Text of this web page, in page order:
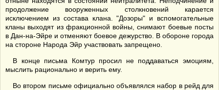
продолжение вооруженных столкновений карается
исключением из состава клана. "Дозоры" и вспомогательные
кланы выходят из фракционной войны, снимают боевые посты
в Дан-на-Эйре и отменяют боевое дежурство. В обороне города
на стороне Народа Эйр участвовать запрещено.
В конце письма Комтур просил не поддаваться эмоциям,
мыслить рационально и верить ему.
Во втором письме официально объявлялся набор в рейд для